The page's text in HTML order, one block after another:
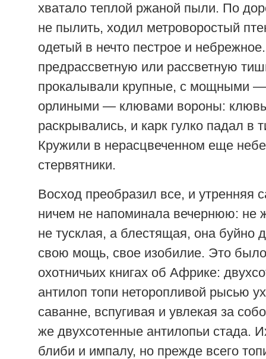
хватало теплой ржаной пыли. По
не пылить, ходил метроворостый
одетый в нечто пестрое и
предрассветную или рассветную
прокалывали крупные, с мощными —
орлиными — клювами вороны:
раскрывались, и карк гулко падал в
Кружили в нерасцвеченном еще
стервятники.
Восход преобразил все, и утренняя
ничем не напоминала вечернюю: не
не тусклая, а блестящая, она буйно
свою мощь, свое изобилие. Это
охотничьих книгах об Африке:
антилоп топи неторопливой рысью
саванне, вспугивая и увлекая за
же двухсотенные антилопьи стада.
блиби и импалу, но прежде всего